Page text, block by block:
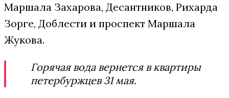
Маршала Захарова, Десантников, Рихарда
Зорге, Доблести и проспект Маршала
Жукова.
Горячая вода вернется в квартиры
петербуржцев 31 мая.